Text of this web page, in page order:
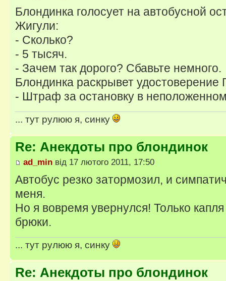
Блондинка голосует на автобусной
Жигули:
- Сколько?
- 5 тысяч.
- Зачем так дорого? Сбавьте немного.
Блондинка раскрывет удостоверение
- Штраф за остановку в
... тут рулюю я, синку
Re: Анекдоты про блондинок
ad_min від 17 лютого 2011, 17:50
Автобус резко затормозил, и
меня.
Но я вовремя увернулся! Только
брюки.
... тут рулюю я, синку
Re: Анекдоты про блондинок